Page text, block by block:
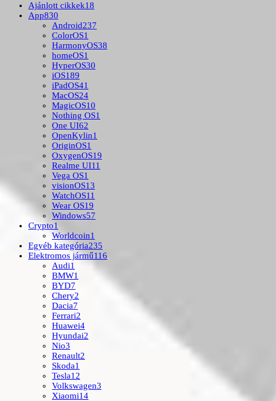
Ajánlott cikkek18
App830
Android237
ColorOS1
HarmonyOS38
homeOS1
HyperOS30
iOS189
iPadOS41
MacOS24
MagicOS10
Nothing OS1
One UI62
OpenKylin1
OriginOS1
OxygenOS19
Realme UI11
Vega OS1
visionOS13
WatchOS11
Wear OS19
Windows57
Crypto1
Worldcoin1
Egyéb kategória235
Elektromos jármű116
Audi1
BMW1
BYD7
Chery2
Dacia7
Ferrari2
Huawei4
Hyundai2
Nio3
Renault2
Skoda1
Tesla12
Volkswagen3
Xiaomi14